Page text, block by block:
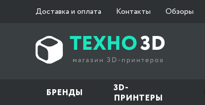
Доставка и оплата Контакты Обзоры
БРЕНДЫ
3D-
ПРИНТЕРЫ